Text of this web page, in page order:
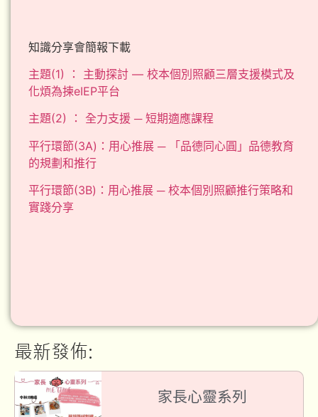
最新發佈:
家長心靈系列
知識分享會簡報下載
主題(1) ： 主動探討 — 校本個別照顧三層支援模式及
化煩為揀eIEP平台
主題(2) ： 全力支援 ─ 短期適應課程
平行環節(3A)：用心推展 ─ 「品德同心圓」品德教育
的規劃和推行
平行環節(3B)：用心推展 ─ 校本個別照顧推行策略和
實踐分享